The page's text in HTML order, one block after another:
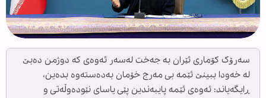
سەرۆک کۆماری ئێران بە جەخت لەسەر ئەوەی کە دوژمن دەبێ
لە خەودا ببینێ ئێمە بی مەرج خۆمان بەدەستەوە بدەین،
ڕایگەیاند: ئەوەی ئێمە پایبەندین پێی یاسای نێودەوڵەتی و